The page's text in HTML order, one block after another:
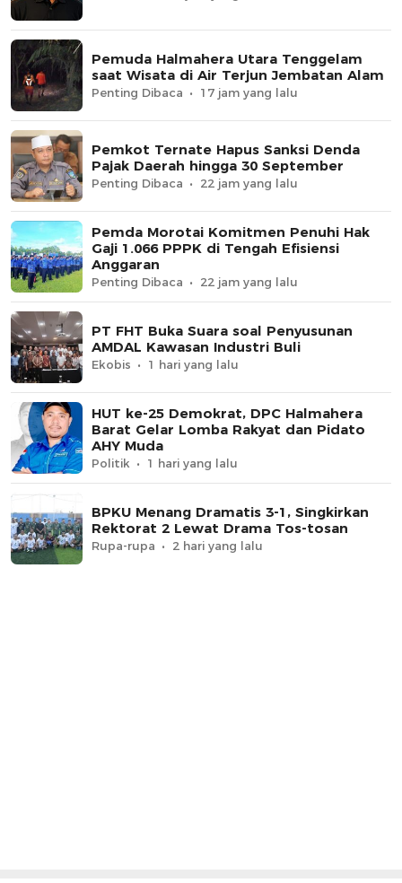
Pemuda Halmahera Utara Tenggelam
saat Wisata di Air Terjun Jembatan Alam
Penting Dibaca 17 jam yang lalu
Pemkot Ternate Hapus Sanksi Denda
Pajak Daerah hingga 30 September
Penting Dibaca 22 jam yang lalu
Pemda Morotai Komitmen Penuhi Hak
Gaji 1.066 PPPK di Tengah Efisiensi
Anggaran
Penting Dibaca 22 jam yang lalu
PT FHT Buka Suara soal Penyusunan
AMDAL Kawasan Industri Buli
Ekobis 1 hari yang lalu
HUT ke-25 Demokrat, DPC Halmahera
Barat Gelar Lomba Rakyat dan Pidato
AHY Muda
Politik 1 hari yang lalu
BPKU Menang Dramatis 3-1, Singkirkan
Rektorat 2 Lewat Drama Tos-tosan
Rupa-rupa 2 hari yang lalu